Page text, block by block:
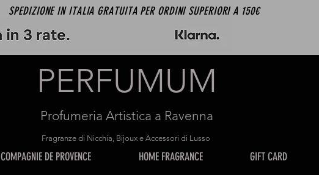
SPEDIZIONE IN ITALIA GRATUITA PER ORDINI SUPERIORI A 150€
PERFUMUM
Profumeria Artistica a Ravenna
Fragranze di Nicchia, Bijoux e Accessori di Lusso
COMPAGNIE DE PROVENCE HOME FRAGRANCE GIFT CARD